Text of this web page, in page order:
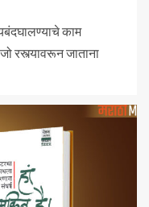
काम
रस्त्यावरून जाताना